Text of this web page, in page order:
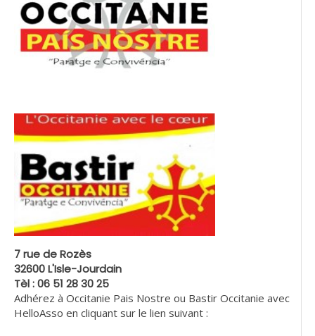
7 rue de Rozès
32600 L'Isle-Jourdain
Tèl : 06 51 28 30 25
Adhérez à Occitanie Pais Nostre ou Bastir Occitanie avec
HelloAsso en cliquant sur le lien suivant :